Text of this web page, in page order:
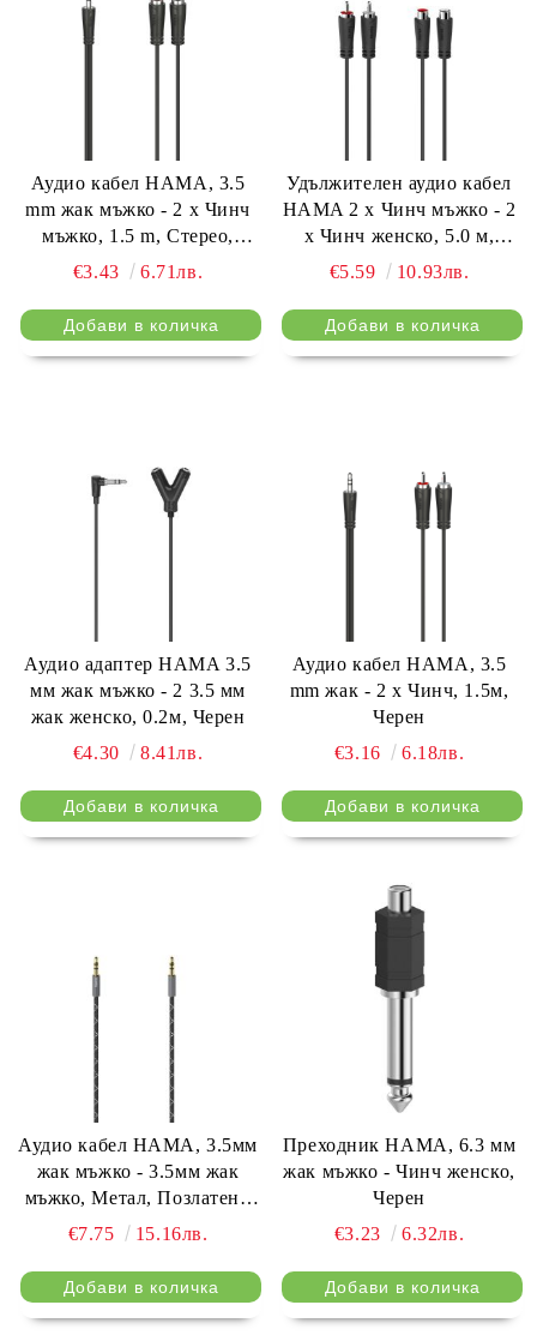
Аудио кабел HAMA, 3.5
mm жак мъжко - 2 x Чинч
мъжко, 1.5 m, Стерео,
Черен
€3.43 6.71лв.
Удължителен аудио кабел
HAMA 2 x Чинч мъжко - 2
x Чинч женско, 5.0 м,
Черен
€5.59 10.93лв.
Аудио адаптер HAMA 3.5
мм жак мъжко - 2 3.5 мм
жак женско, 0.2м, Черен
€4.30
8.41лв.
Аудио кабел HAMA, 3.5
mm жак - 2 x Чинч, 1.5м,
Черен
€3.16
6.18лв.
Аудио кабел HAMA, 3.5мм
жак мъжко - 3.5мм жак
мъжко, Метал, Позлатени
конектори, 1.5м, Черен
€7.75 15.16лв.
Преходник HAMA, 6.3 мм
жак мъжко - Чинч женско,
Черен
€3.23
6.32лв.